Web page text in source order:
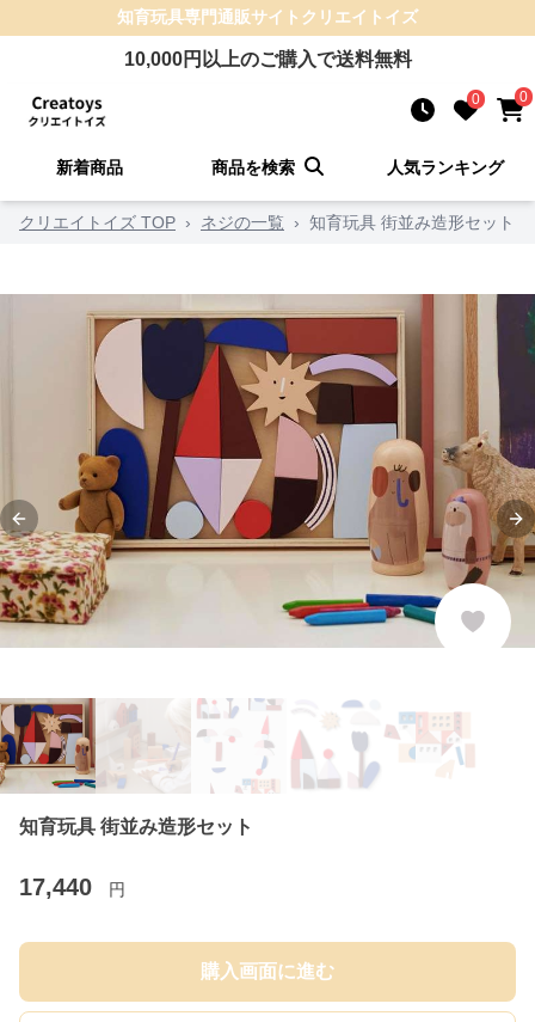
知育玩具専門通販サイト クリエイトイズ
10,000円以上のご購入で送料無料
0 0
新着商品 商品を検索 人気ランキング
クリエイトイズ TOP › ネジの一覧 › 知育玩具 街並み造形セット
Previous slide
知育玩具 街並み造形セット
17,440 円
購入画面に進む